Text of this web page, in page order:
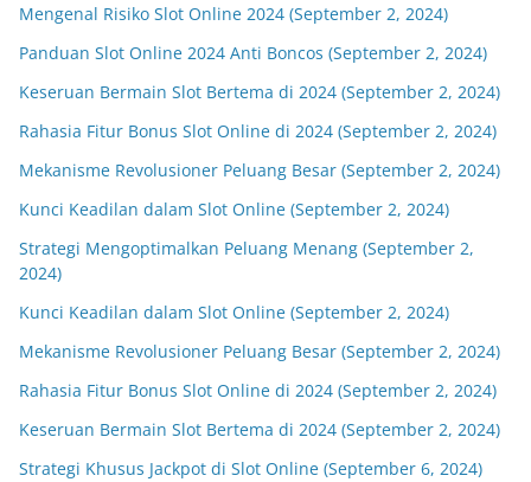
Mengenal Risiko Slot Online 2024 (September 2, 2024)
Panduan Slot Online 2024 Anti Boncos (September 2, 2024)
Keseruan Bermain Slot Bertema di 2024 (September 2, 2024)
Rahasia Fitur Bonus Slot Online di 2024 (September 2, 2024)
Mekanisme Revolusioner Peluang Besar (September 2, 2024)
Kunci Keadilan dalam Slot Online (September 2, 2024)
Strategi Mengoptimalkan Peluang Menang (September 2,
2024)
Kunci Keadilan dalam Slot Online (September 2, 2024)
Mekanisme Revolusioner Peluang Besar (September 2, 2024)
Rahasia Fitur Bonus Slot Online di 2024 (September 2, 2024)
Keseruan Bermain Slot Bertema di 2024 (September 2, 2024)
Strategi Khusus Jackpot di Slot Online (September 6, 2024)